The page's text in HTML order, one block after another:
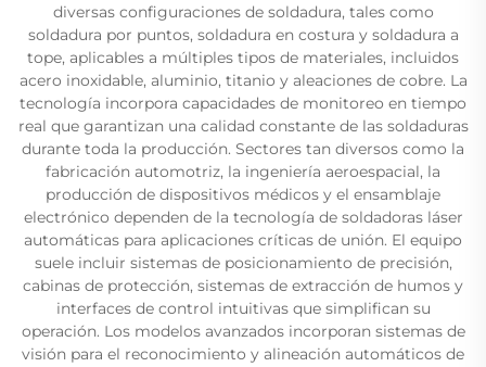
diversas configuraciones de soldadura, tales como
soldadura por puntos, soldadura en costura y soldadura a
tope, aplicables a múltiples tipos de materiales, incluidos
acero inoxidable, aluminio, titanio y aleaciones de cobre. La
tecnología incorpora capacidades de monitoreo en tiempo
real que garantizan una calidad constante de las soldaduras
durante toda la producción. Sectores tan diversos como la
fabricación automotriz, la ingeniería aeroespacial, la
producción de dispositivos médicos y el ensamblaje
electrónico dependen de la tecnología de soldadoras láser
automáticas para aplicaciones críticas de unión. El equipo
suele incluir sistemas de posicionamiento de precisión,
cabinas de protección, sistemas de extracción de humos y
interfaces de control intuitivas que simplifican su
operación. Los modelos avanzados incorporan sistemas de
visión para el reconocimiento y alineación automáticos de